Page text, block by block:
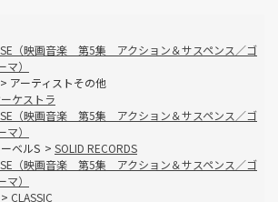
（映画音楽 第5集 アクション＆サスペンス／ゴ
）
> アーティストその他
ケストラ
（映画音楽 第5集 アクション＆サスペンス／ゴ
）
ーベルS > SOLID RECORDS
（映画音楽 第5集 アクション＆サスペンス／ゴ
）
> CLASSIC